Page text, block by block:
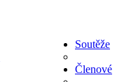
Soutěže
Členové